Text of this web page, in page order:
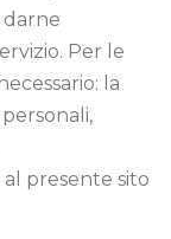
darne
Per le
la
presente sito